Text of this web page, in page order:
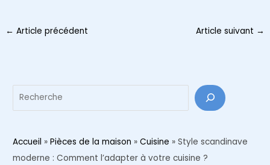
Navigation
← Article précédent Article suivant →
Accueil » Pièces de la maison » Cuisine » Style scandinave
moderne : Comment l’adapter à votre cuisine ?